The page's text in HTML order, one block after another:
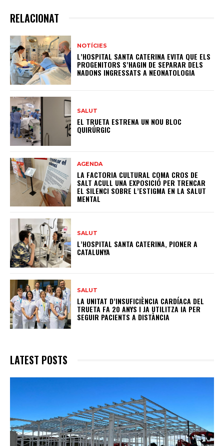
RELACIONAT
NOTÍCIES
L’HOSPITAL SANTA CATERINA EVITA QUE ELS
PROGENITORS S’HAGIN DE SEPARAR DELS
NADONS INGRESSATS A NEONATOLOGIA
SALUT
EL TRUETA ESTRENA UN NOU BLOC
QUIRÚRGIC
AGENDA
LA FACTORIA CULTURAL COMA CROS DE
SALT ACULL UNA EXPOSICIÓ PER TRENCAR
EL SILENCI SOBRE L’ESTIGMA EN LA SALUT
MENTAL
SALUT
L’HOSPITAL SANTA CATERINA, PIONER A
CATALUNYA
SALUT
LA UNITAT D’INSUFICIÈNCIA CARDÍACA DEL
TRUETA FA 20 ANYS I JA UTILITZA IA PER
SEGUIR PACIENTS A DISTÀNCIA
LATEST POSTS